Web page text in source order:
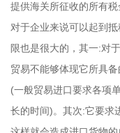
提供海关所征收的所有
对于企业来说可以起到
限也是很大的，其一:对
贸易不能够体现它所具
(一般贸易进口要求各项
长的时间)。其次:它要求